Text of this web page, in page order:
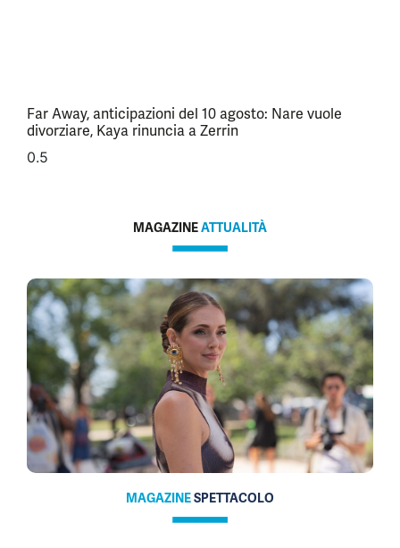
Far Away, anticipazioni del 10 agosto: Nare vuole
divorziare, Kaya rinuncia a Zerrin
MAGAZINEATTUALITÀ
MAGAZINESPETTACOLO